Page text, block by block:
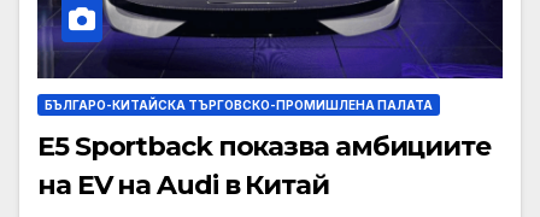
БЪЛГАРО-КИТАЙСКА ТЪРГОВСКО-ПРОМИШЛЕНА ПАЛАТА
E5 Sportback показва амбициите
на EV на Audi в Китай